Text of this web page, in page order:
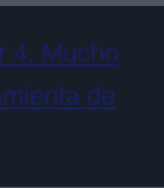
4. Mucho
de